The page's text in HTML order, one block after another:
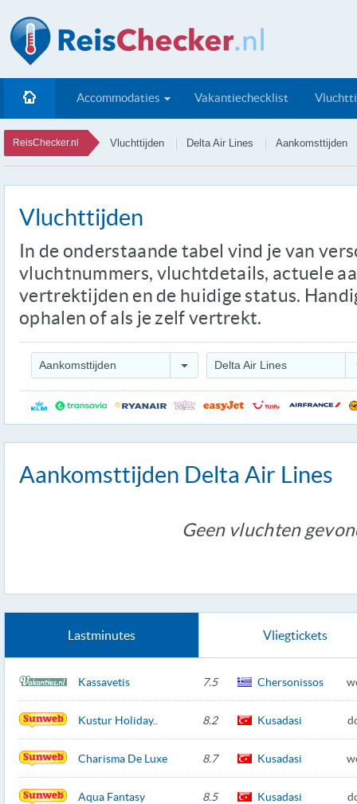
Accommodaties Vakantiechecklist
ReisChecker.nl Vluchttijden Delta Air Lines Aankomsttijden
Vluchttijden
In de onderstaande tabel vind je van
vluchtnummers, vluchtdetails, actuele
vertrektijden en de huidige status.
ophalen of als je zelf vertrekt.
Aankomsttijden Delta Air Lines
Aankomsttijden Delta Air Lines
Geen vluchten
Lastminutes Vliegtickets
Kassavetis 7.5 Chersonissos
Kustur Holiday.. 8.2 Kusadasi
Charisma De Luxe 8.7 Kusadasi
Aqua Fantasy 8.5 Kusadasi